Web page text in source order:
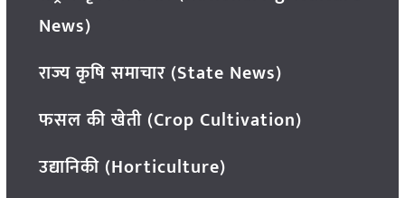
News)
राज्य कृषि समाचार (State News)
फसल की खेती (Crop Cultivation)
उद्यानिकी (Horticulture)